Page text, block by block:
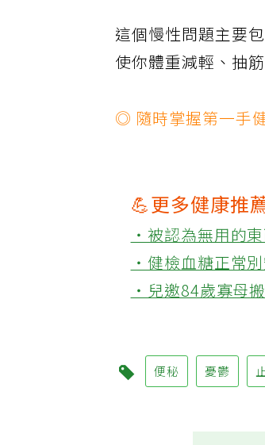
這個慢性問題主要
使你體重減輕、抽
◎ 隨時掌握第一手
💪更多健康推
‧被認為無用的
‧健檢血糖正常
‧兒邀84歲寡母
便秘 憂鬱